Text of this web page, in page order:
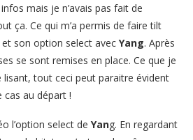
mais je n’avais pas fait de
ça. Ce qui m’a permis de faire tilt
et son option select avec Yang. Après
se sont remises en place. Ce que je
lisant, tout ceci peut paraitre évident
cas au départ !
l’option select de Yang. En regardant